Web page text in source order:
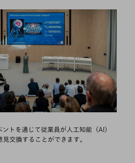
トを通じて従業員が人工知能（AI）
交換することができます。